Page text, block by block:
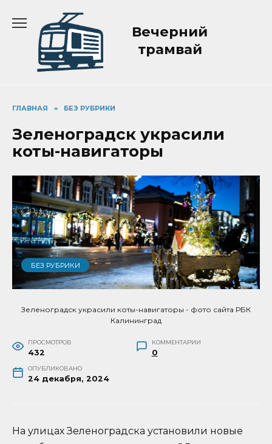
содержанию
Вечерний
трамвай
ГЛАВНАЯ » БЕЗ РУБРИКИ
Зеленоградск украсили
коты-навигаторы
БЕЗ РУБРИКИ
Зеленоградск украсили коты-навигаторы - фото сайта РБК
Калининград
ПРОСМОТРОВ
432
КОММЕНТАРИИ
0
ОПУБЛИКОВАНО
24 декабря, 2024
На улицах Зеленоградска установили новые